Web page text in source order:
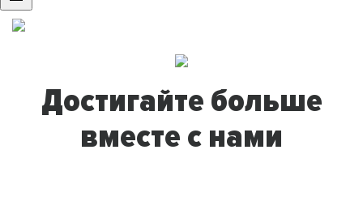
Достигайте больше
вместе с нами